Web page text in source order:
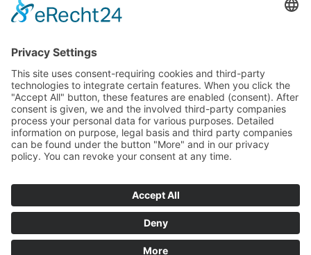
UNSERE VORTEILE
VERSANDPARTNER
WEITERE PIEPER-SHOPS
BESUCHE UNS AUCH
HIER: